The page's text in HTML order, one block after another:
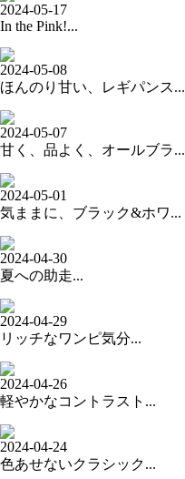
2024-05-17
In the Pink!...
2024-05-08
ほんのり甘い、レギパンス...
2024-05-07
甘く、品よく、オールブラ...
2024-05-01
気ままに、ブラック&ホワ...
2024-04-30
夏への助走...
2024-04-29
リッチなワンピ気分...
2024-04-26
軽やかなコントラスト...
2024-04-24
色あせないクラシック...